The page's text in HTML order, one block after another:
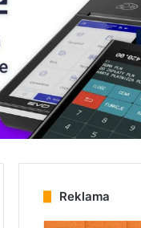
Reklama